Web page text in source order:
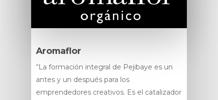
Aromaflor
“La formación integral de Pejibaye es un
antes y un después para los
emprendedores creativos. Es el catalizador